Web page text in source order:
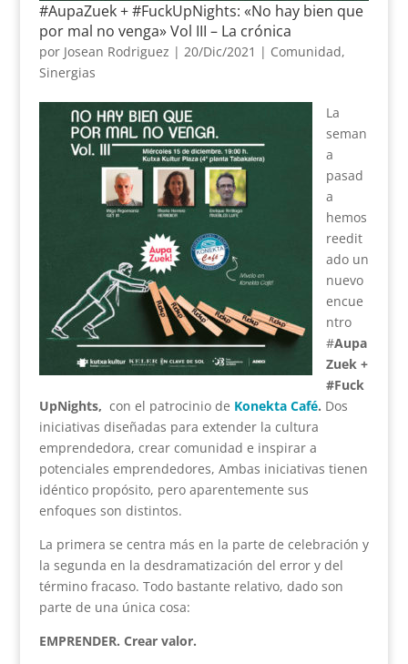
#AupaZuek + #FuckUpNights: «No hay bien que
por mal no venga» Vol III – La crónica
por Josean Rodriguez | 20/Dic/2021 | Comunidad,
Sinergias
La
seman
a
pasad
a
hemos
reedit
ado un
nuevo
encue
ntro
#Aupa
Zuek +
#Fuck
UpNights, con el patrocinio de Konekta Café. Dos
iniciativas diseñadas para extender la cultura
emprendedora, crear comunidad e inspirar a
potenciales emprendedores, Ambas iniciativas tienen
idéntico propósito, pero aparentemente sus
enfoques son distintos.
La primera se centra más en la parte de celebración y
la segunda en la desdramatización del error y del
término fracaso. Todo bastante relativo, dado son
parte de una única cosa:
EMPRENDER. Crear valor.